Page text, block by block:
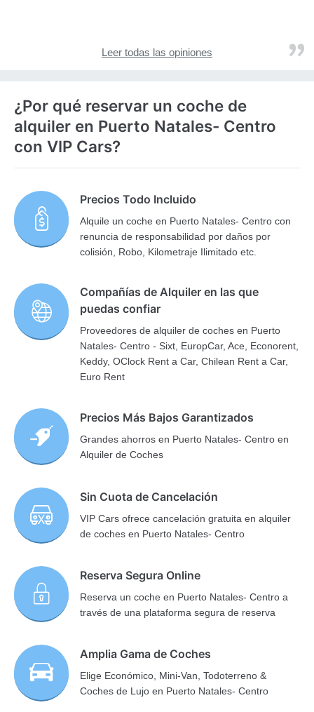
Leer todas las opiniones
¿Por qué reservar un coche de
alquiler en Puerto Natales- Centro
con VIP Cars?
Precios Todo Incluido
Alquile un coche en Puerto Natales- Centro con
renuncia de responsabilidad por daños por
colisión, Robo, Kilometraje Ilimitado etc.
Compañías de Alquiler en las que
puedas confiar
Proveedores de alquiler de coches en Puerto
Natales- Centro - Sixt, EuropCar, Ace, Econorent,
Keddy, OClock Rent a Car, Chilean Rent a Car,
Euro Rent
Precios Más Bajos Garantizados
Grandes ahorros en Puerto Natales- Centro en
Alquiler de Coches
Sin Cuota de Cancelación
VIP Cars ofrece cancelación gratuita en alquiler
de coches en Puerto Natales- Centro
Reserva Segura Online
Reserva un coche en Puerto Natales- Centro a
través de una plataforma segura de reserva
Amplia Gama de Coches
Elige Económico, Mini-Van, Todoterreno &
Coches de Lujo en Puerto Natales- Centro